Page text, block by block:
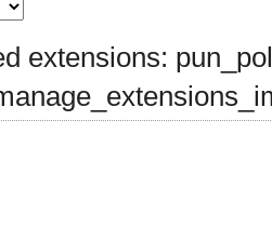
extensions: